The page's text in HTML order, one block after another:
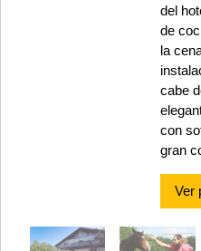
del
de
la
cabe
con
gran
Ver